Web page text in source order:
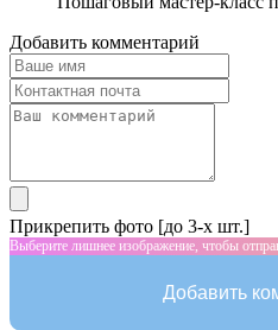
Добавить комментарий
Прикрепить фото [до 3-х шт.]
Выберите лишнее изображение, чтобы
Добавить